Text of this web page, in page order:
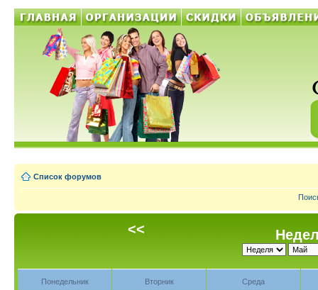
Список форумов
<<
Понедельник Вторник Среда